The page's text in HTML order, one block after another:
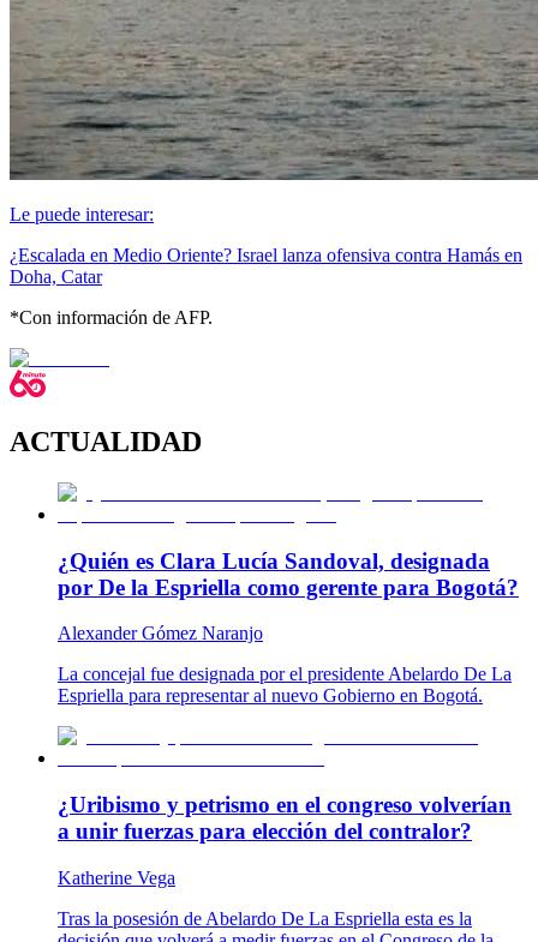
Le puede interesar:
¿Escalada en Medio Oriente? Israel lanza ofensiva contra Hamás en
Doha, Catar
*Con información de AFP.
ACTUALIDAD
¿Quién es Clara Lucía Sandoval, designada
por De la Espriella como gerente para Bogotá?
Alexander Gómez Naranjo
La concejal fue designada por el presidente Abelardo De La
Espriella para representar al nuevo Gobierno en Bogotá.
¿Uribismo y petrismo en el congreso volverían
a unir fuerzas para elección del contralor?
Katherine Vega
Tras la posesión de Abelardo De La Espriella esta es la